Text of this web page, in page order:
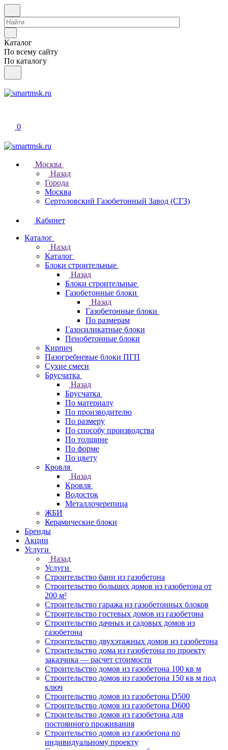
Каталог
По всему сайту
По каталогу
0
Москва
Назад
Города
Москва
Сертоловский Газобетонный Завод (СГЗ)
Кабинет
Каталог
Назад
Каталог
Блоки строительные
Назад
Блоки строительные
Газобетонные блоки
Назад
Газобетонные блоки
По размерам
Газосиликатные блоки
Пенобетонные блоки
Кирпич
Пазогребневые блоки ПГП
Сухие смеси
Брусчатка
Назад
Брусчатка
По материалу
По производителю
По размеру
По способу производства
По толщине
По форме
По цвету
Кровля
Назад
Кровля
Водосток
Металлочерепица
ЖБИ
Керамические блоки
Бренды
Акции
Услуги
Назад
Услуги
Строительство бани из газобетона
Строительство больших домов из газобетона от
200 м²
Строительство гаража из газобетонных блоков
Строительство гостевых домов из газобетона
Строительство дачных и садовых домов из
газобетона
Строительство двухэтажных домов из газобетона
Строительство дома из газобетона по проекту
заказчика — расчет стоимости
Строительство домов из газобетона 100 кв м
Строительство домов из газобетона 150 кв м под
ключ
Строительство домов из газобетона D500
Строительство домов из газобетона D600
Строительство домов из газобетона для
постоянного проживания
Строительство домов из газобетона по
индивидуальному проекту